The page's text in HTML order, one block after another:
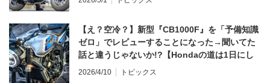
【え？空冷？】新型『CB1000F』を「予備知識
ゼロ」でレビューすることになった→聞いてた
話と違うじゃないか!?【Hondaの道は1日にし
てならず／CB1000F ①第一印象 編】
2026/4/10 トピックス